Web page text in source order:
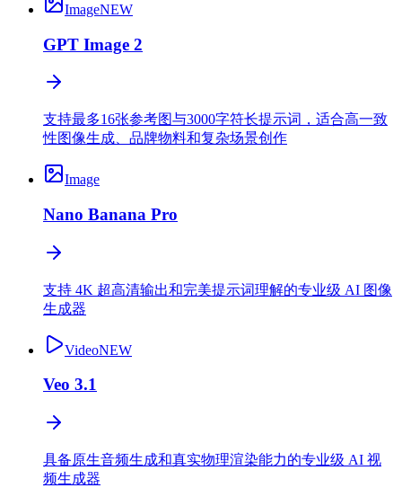
ImageNEW
GPT Image 2
支持最多16张参考图与3000字符长提示词，适合高一致
性图像生成、品牌物料和复杂场景创作
Image
Nano Banana Pro
支持 4K 超高清输出和完美提示词理解的专业级 AI 图像
生成器
VideoNEW
Veo 3.1
具备原生音频生成和真实物理渲染能力的专业级 AI 视
频生成器